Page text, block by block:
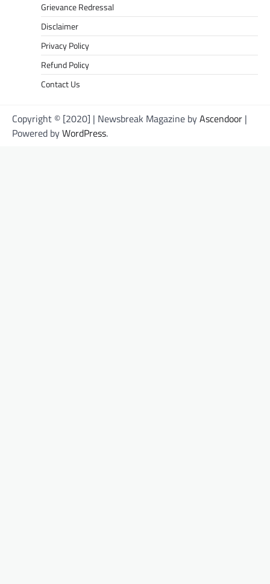
Grievance Redressal
Disclaimer
Privacy Policy
Refund Policy
Contact Us
Copyright © [2020] | Newsbreak Magazine byAscendoor |
Powered byWordPress.